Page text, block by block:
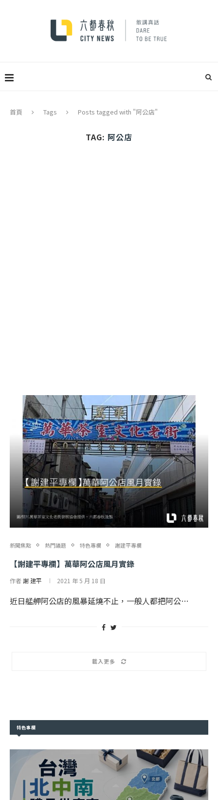
首頁 Tags Posts tagged with "阿公店"
TAG: 阿公店
新聞焦點 熱門議題 特色專欄 謝建平專欄
【謝建平專欄】萬華阿公店風月實錄
作者謝 建平 2021 年 5 月 18 日
近日艋舺阿公店的風暴延燒不止，一般人都把阿公…
載入更多
特色專欄